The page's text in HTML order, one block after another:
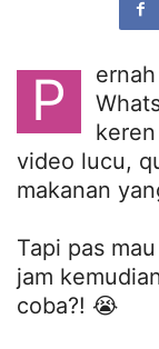
P
video lucu,
makanan
Tapi pas
jam
coba?! 😭